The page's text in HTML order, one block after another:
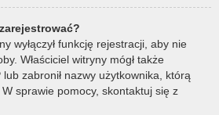
wyłączył funkcję rejestracji, aby nie
Właściciel witryny mógł także
zabronił nazwy użytkownika, którą
sprawie pomocy, skontaktuj się z